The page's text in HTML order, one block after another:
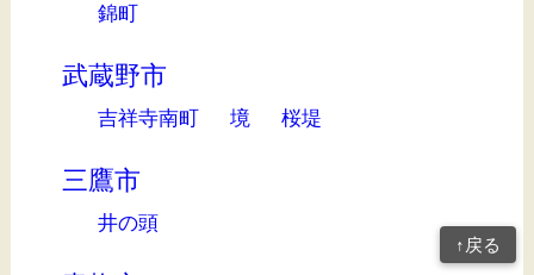
錦町
武蔵野市
吉祥寺南町 境 桜堤
三鷹市
井の頭
↑戻る